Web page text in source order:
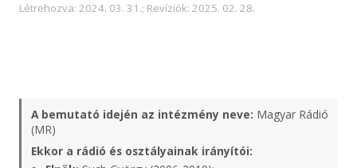
Létrehozva: 2024. 03. 31.; Revíziók: 2025. 02. 28.
A bemutató idején az intézmény neve: Magyar Rádió
(MR)
Ekkor a rádió és osztályainak irányítói: